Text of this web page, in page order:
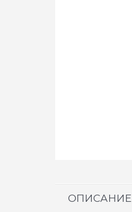
ОПИСАНИЕ